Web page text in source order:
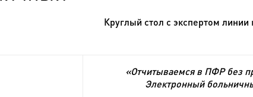
Круглый стол с экспертом
«Отчитываемся в ПФР без
Электронный